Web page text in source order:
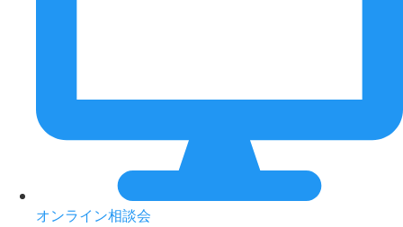
オンライン相談会